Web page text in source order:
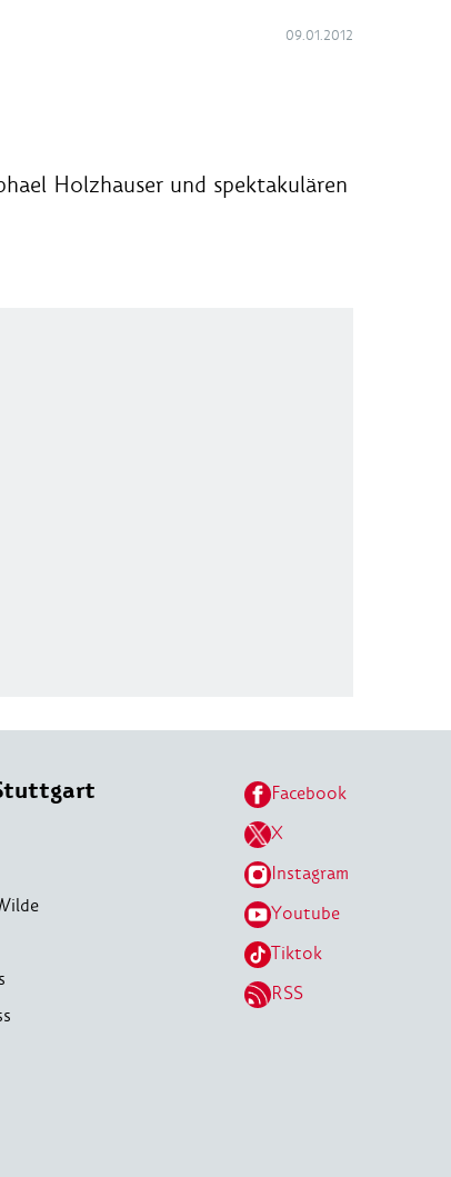
09.01.2012
Holzhauser und spektakulären
Facebook
X
Instagram
Youtube
Tiktok
RSS